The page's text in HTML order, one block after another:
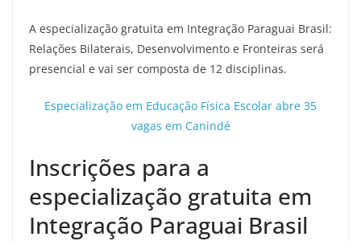
A especialização gratuita em Integração Paraguai Brasil:
Relações Bilaterais, Desenvolvimento e Fronteiras será
presencial e vai ser composta de 12 disciplinas.
Especialização em Educação Física Escolar abre 35
vagas em Canindé
Inscrições para a
especialização gratuita em
Integração Paraguai Brasil